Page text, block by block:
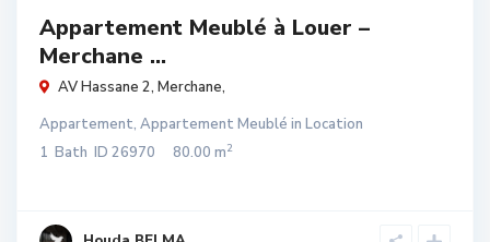
Appartement Meublé à Louer –
Merchane ...
AV Hassane 2, Merchane,
Appartement, Appartement Meublé in Location
1 Bath ID 26970 80.00 m2